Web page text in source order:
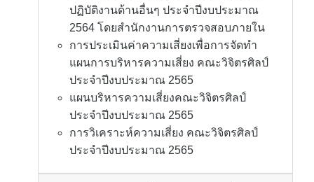
ปฏิบัติงานด้านอื่นๆ ประจำปีงบประมาณ
2564 โดยสำนักงานการตรวจสอบภายใน
การประเมินค่าความเสี่ยงเพื่อการจัดทำ
แผนการบริหารความเสี่ยง คณะวิจิตรศิลป์
ประจำปีงบประมาณ 2565
แผนบริหารความเสี่ยงคณะวิจิตรศิลป์
ประจำปีงบประมาณ 2565
การวิเคราะห์ความเสี่ยง คณะวิจิตรศิลป์
ประจำปีงบประมาณ 2565